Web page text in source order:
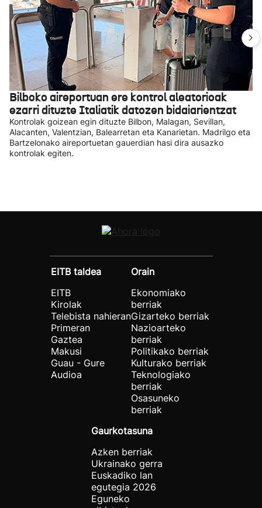
Bilboko aireportuan ere kontrol aleatorioak
ezarri dituzte Italiatik datozen bidaiarientzat
Kontrolak goizean egin dituzte Bilbon, Malagan, Sevillan,
Alacanten, Valentzian, Balearretan eta Kanarietan. Madrilgo eta
Bartzelonako aireportuetan gauerdian hasi dira ausazko
kontrolak egiten.
EITB taldea
EITB
Kirolak
Telebista nahieran
Primeran
Gaztea
Makusi
Guau - Gure
Audioa
Orain
Ekonomiako
berriak
Gizarteko berriak
Nazioarteko
berriak
Politikako berriak
Kulturako berriak
Teknologiako
berriak
Osasuneko
berriak
Gaurkotasuna
Azken berriak
Ukrainako gerra
Euskadiko lan
egutegia 2026
Eguneko